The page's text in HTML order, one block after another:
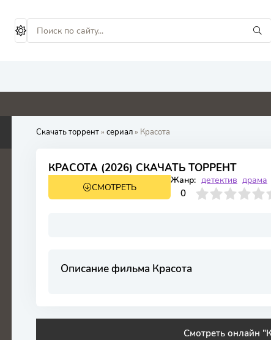
0 0 0 4.8
Скачать торрент» сериал» Красота
КРАСОТА (2026) СКАЧАТЬ ТОРРЕНТ
1 сезон 11 серияСМОТРЕТЬ
Жанр: детектив драма
0
1 4 6 7 8 9 10
Описание фильма Красота
Смотреть онлайн